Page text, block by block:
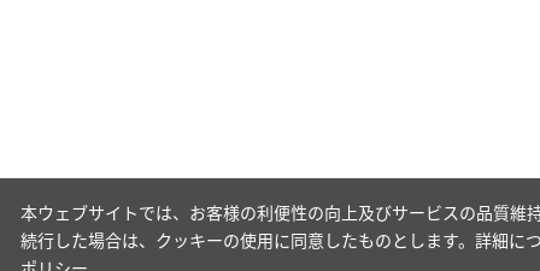
本ウェブサイトでは、お客様の利便性の向上及びサービスの品質
続行した場合は、クッキーの使用に同意したものとします。詳細